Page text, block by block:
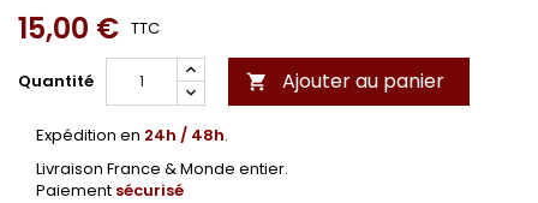
15,00 € TTC
Quantité  Ajouter au panier
Expédition en 24h / 48h.
Livraison France & Monde entier.
Paiement sécurisé